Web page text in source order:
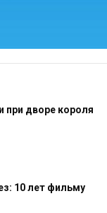
при дворе короля
10 лет фильму